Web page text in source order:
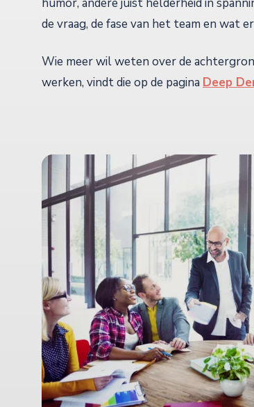
de vraag, de fase van het team en wat
Wie meer wil weten over de
werken, vindt die op de pagina Deep